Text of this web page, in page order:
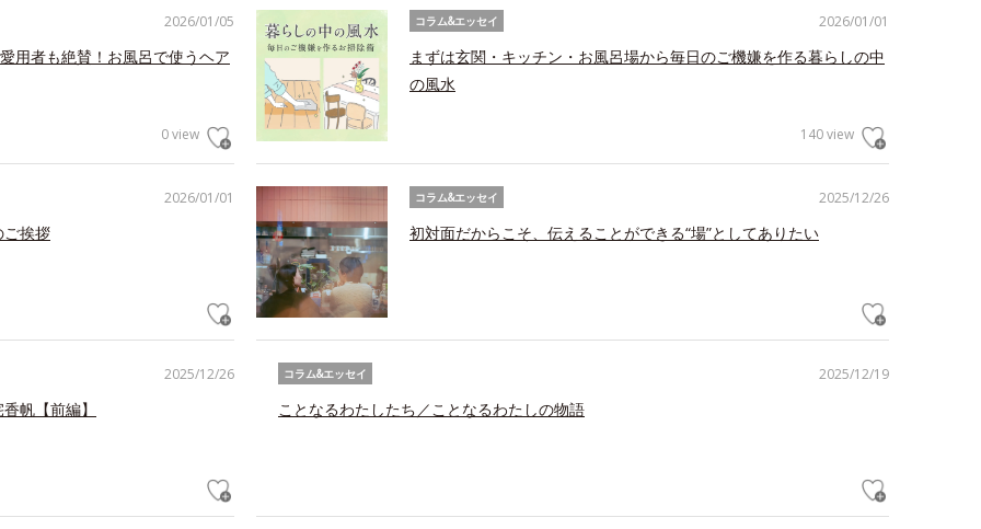
2026/01/05
用者も絶賛！お風呂で使うヘア
0 view
2026/01/01
コラム&エッセイ
まずは玄関・キッチン・お風呂場から毎日のご機嫌を作る暮らしの中
の風水
140 view
2026/01/01
ご挨拶
2025/12/26
コラム&エッセイ
初対面だからこそ、伝えることができる“場”としてありたい
2025/12/26
帆【前編】
2025/12/19
コラム&エッセイ
ことなるわたしたち／ことなるわたしの物語